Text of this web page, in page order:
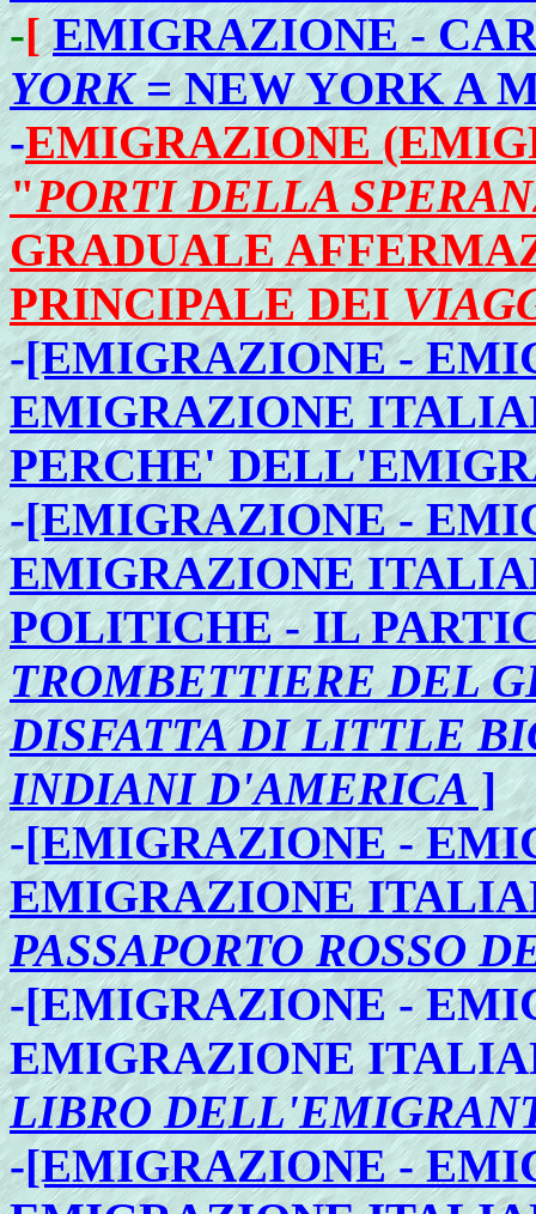
-[EMIGRAZIONE -
YORK= NEW YORK A
-EMIGRAZIONE
"PORTI DELLA
GRADUALE
PRINCIPALE DEI
-[EMIGRAZIONE -
EMIGRAZIONE
PERCHE'
-[EMIGRAZIONE -
EMIGRAZIONE
POLITICHE - IL
TROMBETTIERE DEL
DISFATTA DI LITTLE
INDIANI D'AMERICA]
-[EMIGRAZIONE -
EMIGRAZIONE
PASSAPORTO ROSSO
-[EMIGRAZIONE -
EMIGRAZIONE
LIBRO
-[EMIGRAZIONE -